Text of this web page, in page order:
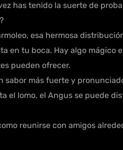
has tenido la suerte de
esa hermosa
en tu boca. Hay algo mágico
pueden ofrecer.
sabor más fuerte y
el lomo, el Angus se puede
reunirse con amigos